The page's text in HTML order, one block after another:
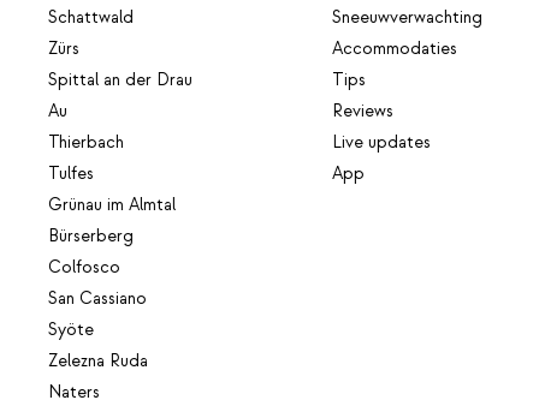
Schattwald
Zürs
Spittal an der Drau
Au
Thierbach
Tulfes
Grünau im Almtal
Bürserberg
Colfosco
San Cassiano
Syöte
Zelezna Ruda
Naters
Sneeuwverwachting
Accommodaties
Tips
Reviews
Live updates
App